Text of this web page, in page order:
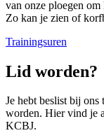
van onze ploegen
Zo kan je zien of
Trainingsuren
Lid worden?
Je hebt beslist bij
worden. Hier vind je
KCBJ.